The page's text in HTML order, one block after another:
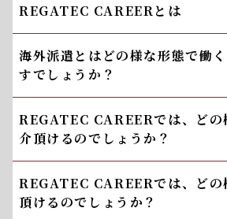
REGATEC CAREERとは
海外派遣とはどの様な形態で働
すでしょうか？
REGATEC CAREERでは、どの
介頂けるのでしょうか？
REGATEC CAREERでは、どの
頂けるのでしょうか？